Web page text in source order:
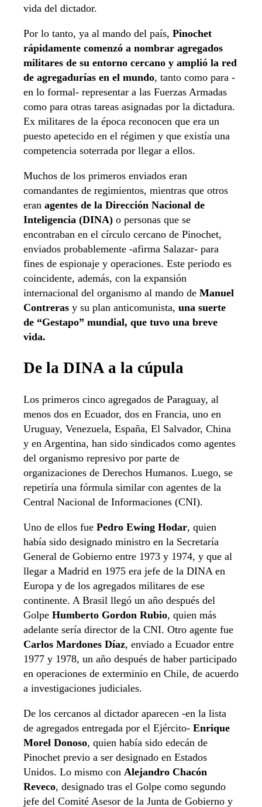
vida del dictador.
Por lo tanto, ya al mando del país, Pinochet
rápidamente comenzó a nombrar agregados
militares de su entorno cercano y amplió la red
de agregadurías en el mundo, tanto como para -
en lo formal- representar a las Fuerzas Armadas
como para otras tareas asignadas por la dictadura.
Ex militares de la época reconocen que era un
puesto apetecido en el régimen y que existía una
competencia soterrada por llegar a ellos.
Muchos de los primeros enviados eran
comandantes de regimientos, mientras que otros
eran agentes de la Dirección Nacional de
Inteligencia (DINA) o personas que se
encontraban en el círculo cercano de Pinochet,
enviados probablemente -afirma Salazar- para
fines de espionaje y operaciones. Este periodo es
coincidente, además, con la expansión
internacional del organismo al mando de Manuel
Contreras y su plan anticomunista, una suerte
de “Gestapo” mundial, que tuvo una breve
vida.
De la DINA a la cúpula
Los primeros cinco agregados de Paraguay, al
menos dos en Ecuador, dos en Francia, uno en
Uruguay, Venezuela, España, El Salvador, China
y en Argentina, han sido sindicados como agentes
del organismo represivo por parte de
organizaciones de Derechos Humanos. Luego, se
repetiría una fórmula similar con agentes de la
Central Nacional de Informaciones (CNI).
Uno de ellos fue Pedro Ewing Hodar, quien
había sido designado ministro en la Secretaría
General de Gobierno entre 1973 y 1974, y que al
llegar a Madrid en 1975 era jefe de la DINA en
Europa y de los agregados militares de ese
continente. A Brasil llegó un año después del
Golpe Humberto Gordon Rubio, quien más
adelante sería director de la CNI. Otro agente fue
Carlos Mardones Díaz, enviado a Ecuador entre
1977 y 1978, un año después de haber participado
en operaciones de exterminio en Chile, de acuerdo
a investigaciones judiciales.
De los cercanos al dictador aparecen -en la lista
de agregados entregada por el Ejército- Enrique
Morel Donoso, quien había sido edecán de
Pinochet previo a ser designado en Estados
Unidos. Lo mismo con Alejandro Chacón
Reveco, designado tras el Golpe como segundo
jefe del Comité Asesor de la Junta de Gobierno y